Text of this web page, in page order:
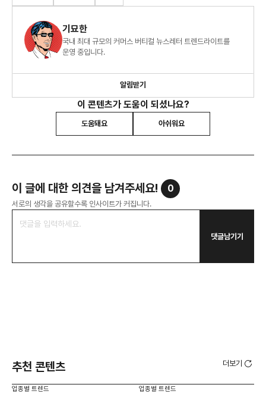
기묘한
국내 최대 규모의 커머스 버티컬 뉴스레터 트렌드라이트를
운영 중입니다.
알림받기
이 콘텐츠가 도움이 되셨나요?
도움돼요 아쉬워요
이 글에 대한 의견을 남겨주세요! 0
서로의 생각을 공유할수록 인사이트가 커집니다.
댓글남기기
추천 콘텐츠 더보기
업종별 트렌드 업종별 트렌드